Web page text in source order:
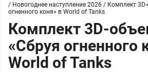
/ Новогоднее наступление 2026 / Комплект
огненного коня» в World of Tanks
Комплект 3D-
«Сбруя огненного
World of Tanks